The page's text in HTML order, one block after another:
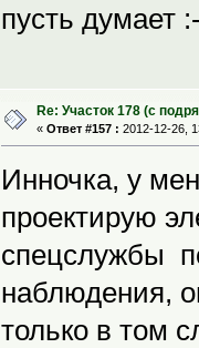
пусть думает
Re: Участок 178 (с
« Ответ #157 : 2012-12-26,
Инночка, у
проектирую
спецслужбы
наблюдения,
только в том